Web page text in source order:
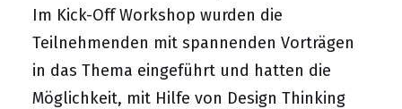
Im Kick-Off Workshop wurden die
Teilnehmenden mit spannenden Vorträgen
in das Thema eingeführt und hatten die
Möglichkeit, mit Hilfe von Design Thinking